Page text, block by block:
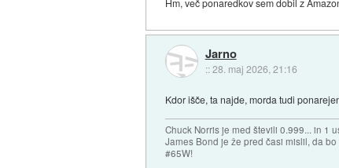
Hm, več ponaredkov sem dobil z
Jarno
::28. maj 2026, 21:16
Kdor išče, ta najde, morda tudi
Chuck Norris je med števili 0.999... in 1
James Bond je že pred časi mislil, da
#65W!